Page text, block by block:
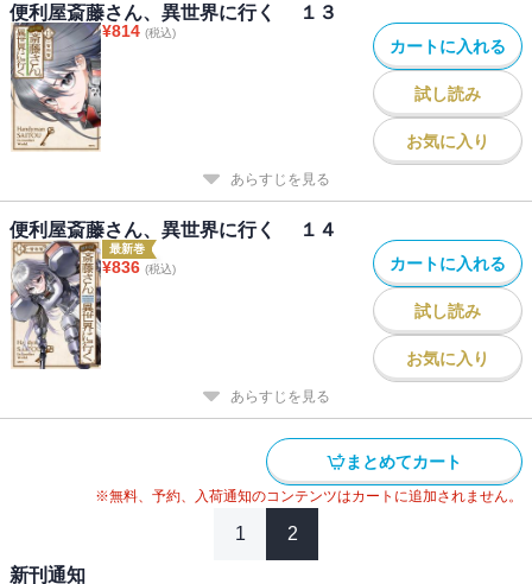
便利屋斎藤さん、異世界に行く １３
¥814 (税込)
カートに入れる
試し読み
お気に入り
あらすじを見る
便利屋斎藤さん、異世界に行く １４
最新巻
¥836 (税込) カートに入れる
試し読み
お気に入り
あらすじを見る
まとめてカート
※無料、予約、入荷通知のコンテンツはカートに追加されません。
1 2
新刊通知